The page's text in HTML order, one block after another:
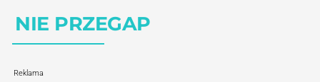
NIE PRZEGAP
Reklama